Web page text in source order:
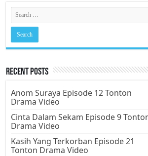
Recent Posts
Anom Suraya Episode 12 Tonton
Drama Video
Cinta Dalam Sekam Episode 9
Drama Video
Kasih Yang Terkorban Episode 21
Tonton Drama Video